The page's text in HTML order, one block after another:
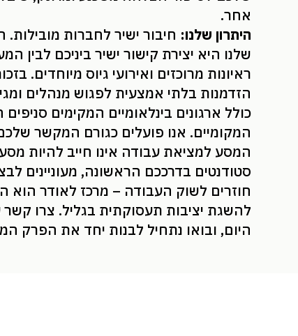
אחר.
היתרון שלנו: חיבור ישיר לחברות
שלנו היא יצירת קישור ישיר ביניכם לבין
ראיונות מרוכזים ואירועי גיוס מיוחדים.
הזדמנות בלתי אמצעית לפגוש מנהלים
כולל ארגונים בינלאומיים המקימים
המקומיים. אנו פועלים כגורם המקשר
המסע למציאת עבודה אינו חייב להיות
סטודנטים בדרככם הראשונה, מעוניינים
חוזרים לשוק העבודה – מרכז לאודר
להשגת יציבות תעסוקתית בגליל. צרו קשר
היום, ובואו נתחיל לבנות יחד את הפרק